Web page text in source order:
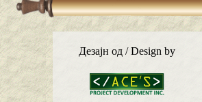
Дезајн од / Design by